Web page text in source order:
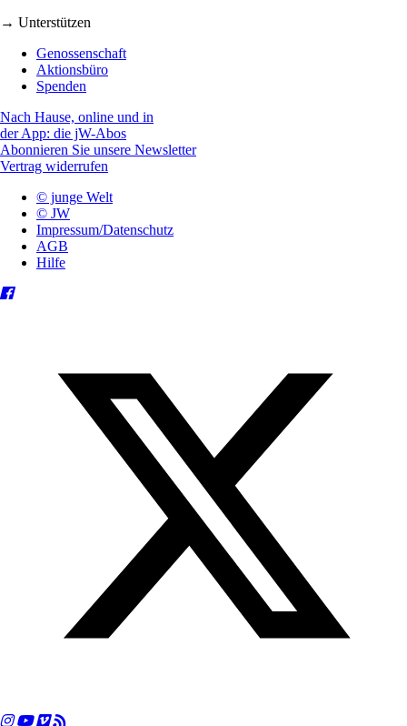
→ Unterstützen
Genossenschaft
Aktionsbüro
Spenden
Nach Hause, online und in
der App: die jW-Abos
Abonnieren Sie unsere Newsletter
Vertrag widerrufen
© junge Welt
© JW
Impressum/Datenschutz
AGB
Hilfe